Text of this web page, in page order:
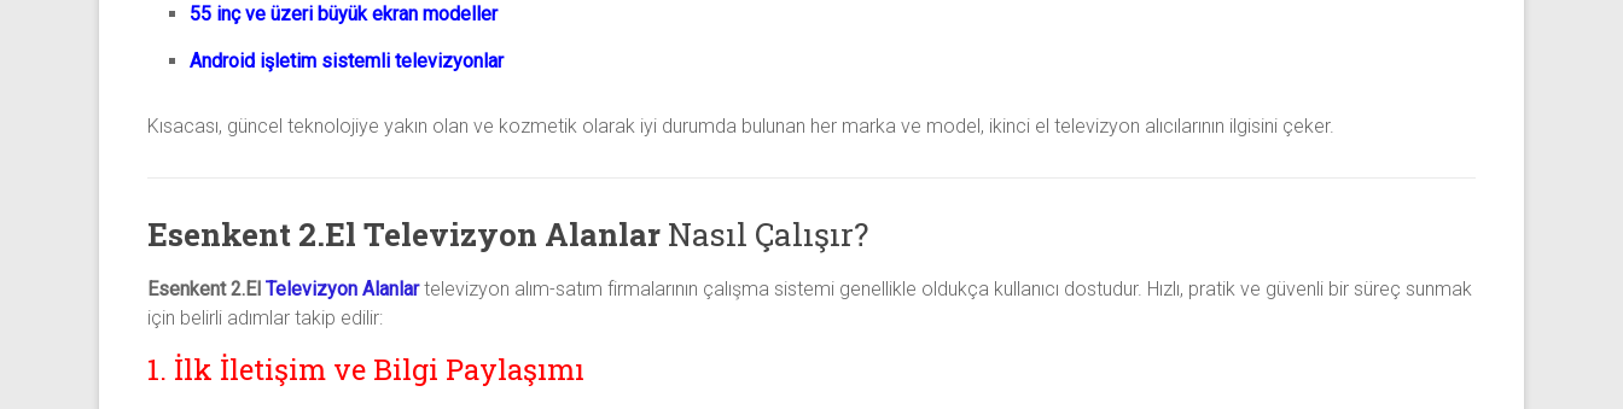
55 inç ve üzeri büyük ekran modeller
Android işletim sistemli televizyonlar
Kısacası, güncel teknolojiye yakın olan ve kozmetik olarak iyi durumda bulunan her marka ve model, ikinci el televizyon alıcılarının ilgisini çeker.
Esenkent 2.El Televizyon Alanlar Nasıl Çalışır?
Esenkent 2.El Televizyon Alanlartelevizyon alım-satım firmalarının çalışma sistemi genellikle oldukça kullanıcı dostudur. Hızlı, pratik ve güvenli bir süreç sunmak
için belirli adımlar takip edilir:
1. İlk İletişim ve Bilgi Paylaşımı